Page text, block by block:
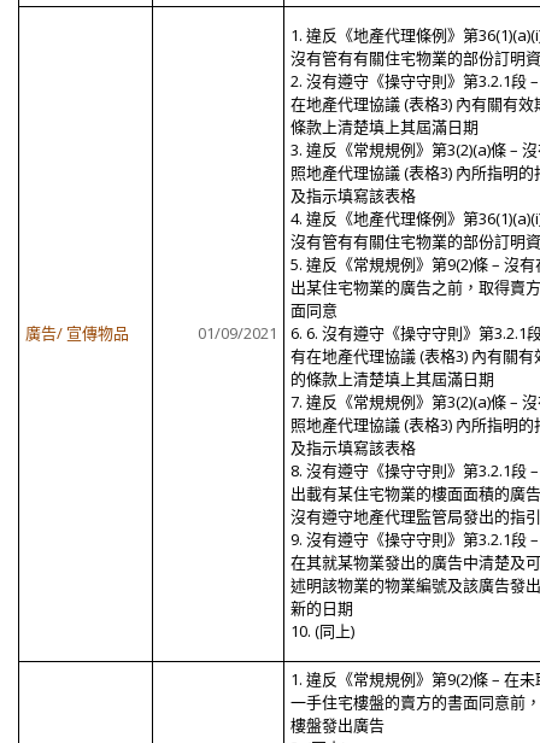
廣告/ 宣傳物品 01/09/2021
1. 違反《地產代理條例》第
沒有管有有關住宅物業的部份訂明
2. 沒有遵守《操守守則》第3.2.1段
在地產代理協議 (表格3) 內有關有效
條款上清楚填上其屆滿日期
3. 違反《常規規例》第3(2)(a)條 –
照地產代理協議 (表格3) 內所指明的
及指示填寫該表格
4. 違反《地產代理條例》第
沒有管有有關住宅物業的部份訂明
5. 違反《常規規例》第9(2)條 – 沒有
出某住宅物業的廣告之前，取得賣
面同意
6. 6. 沒有遵守《操守守則》第3.2.1
有在地產代理協議 (表格3) 內有關有
的條款上清楚填上其屆滿日期
7. 違反《常規規例》第3(2)(a)條 –
照地產代理協議 (表格3) 內所指明的
及指示填寫該表格
8. 沒有遵守《操守守則》第3.2.1段
出載有某住宅物業的樓面面積的廣
沒有遵守地產代理監管局發出的指引
9. 沒有遵守《操守守則》第3.2.1段
在其就某物業發出的廣告中清楚及
述明該物業的物業編號及該廣告發
新的日期
10. (同上)
1. 違反《常規規例》第9(2)條 – 在未
一手住宅樓盤的賣方的書面同意前
樓盤發出廣告